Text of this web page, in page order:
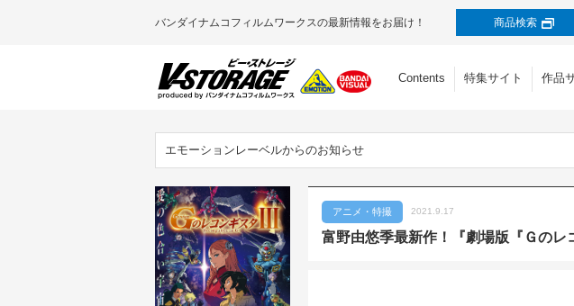
バンダイナムコフィルムワークスの最新情報をお届け！ 商品検索
Contents 特集サイト 作品
エモーションレーベルからのお知らせ
アニメ・特撮 2021.9.17
富野由悠季最新作！『劇場版『Ｇの